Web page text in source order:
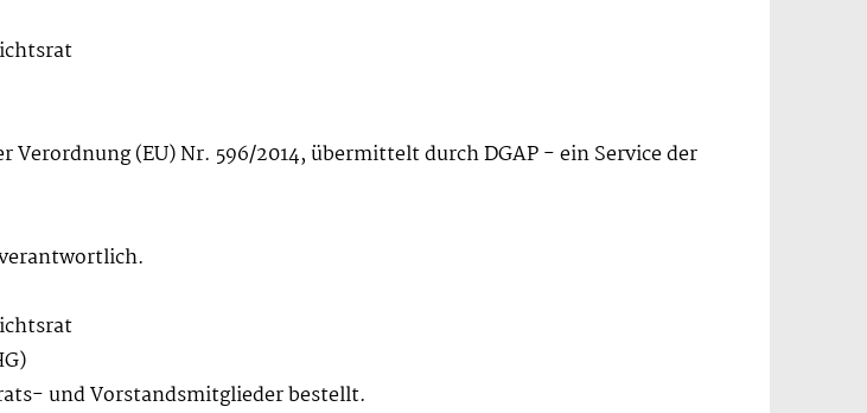
(EU) Nr. 596/2014, übermittelt durch DGAP - ein Service der
und Vorstandsmitglieder bestellt.